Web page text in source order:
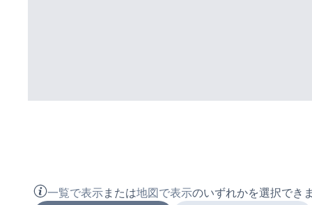
一覧で表示または地図で表示のいずれかを選択できま